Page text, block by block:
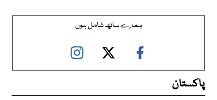
ہمارے ساتھ شامل ہوں
پاکستان